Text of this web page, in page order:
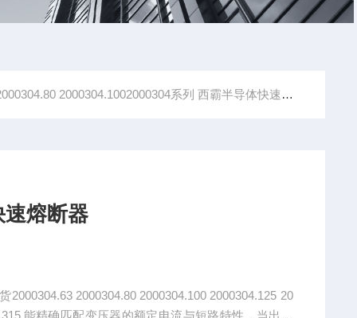
2000304.1002000304系列 西霸半导体快速熔断器
体快速熔断器